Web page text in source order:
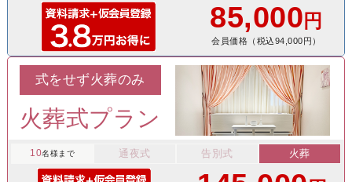
85,000 円
会員価格（税込94,000円）
式をせず火葬のみ
火葬式プラン
10名様まで 通夜式 告別式 火葬